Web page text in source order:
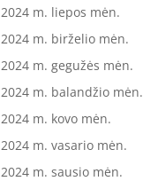
2024 m. liepos mėn.
2024 m. birželio mėn.
2024 m. gegužės mėn.
2024 m. balandžio mėn.
2024 m. kovo mėn.
2024 m. vasario mėn.
2024 m. sausio mėn.